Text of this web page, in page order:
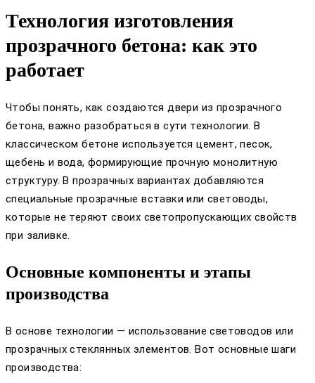
Технология изготовления
прозрачного бетона: как это
работает
Чтобы понять, как создаются двери из прозрачного
бетона, важно разобраться в сути технологии. В
классическом бетоне используется цемент, песок,
щебень и вода, формирующие прочную монолитную
структуру. В прозрачных вариантах добавляются
специальные прозрачные вставки или световоды,
которые не теряют своих светопропускающих свойств
при заливке.
Основные компоненты и этапы
производства
В основе технологии — использование световодов или
прозрачных стеклянных элементов. Вот основные шаги
производства: